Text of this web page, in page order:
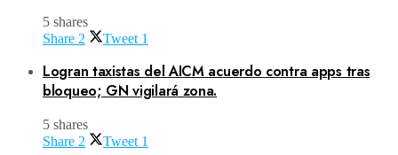
5 shares
Share 2 Tweet 1
Logran taxistas del AICM acuerdo contra apps tras
bloqueo; GN vigilará zona.
5 shares
Share 2 Tweet 1